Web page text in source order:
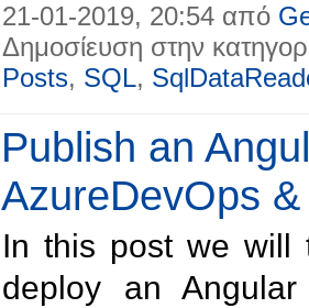
21-01-2019, 20:54 από
Δημοσίευση στην
Posts, SQL,
Publish an
AzureDevOps
In this post we will
deploy an